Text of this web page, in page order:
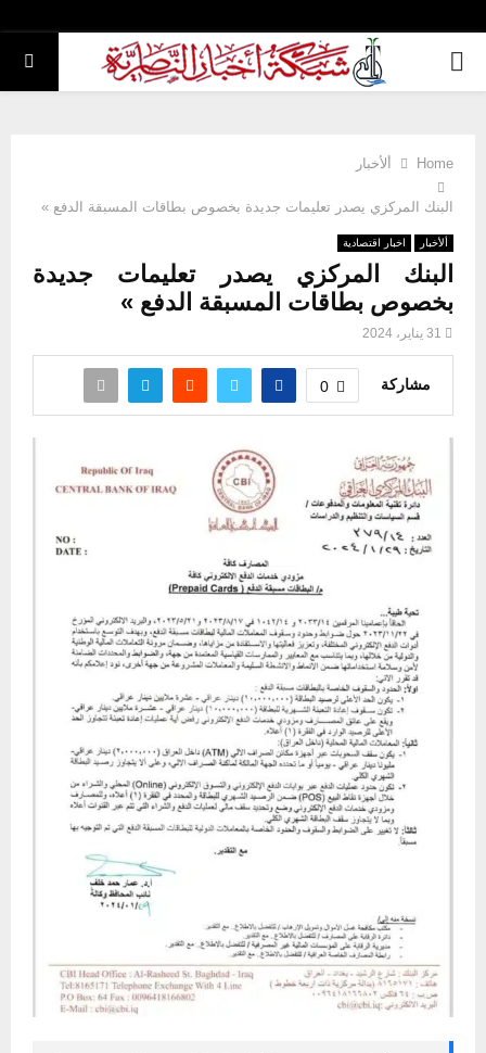
PRIMARY
Home ألأخبار
البنك المركزي يصدر تعليمات جديدة بخصوص بطاقات المسبقة الدفع »
ألأخبار اخبار اقتصادية
البنك المركزي يصدر تعليمات جديدة
بخصوص بطاقات المسبقة الدفع »
31 يناير، 2024
مشاركة 0